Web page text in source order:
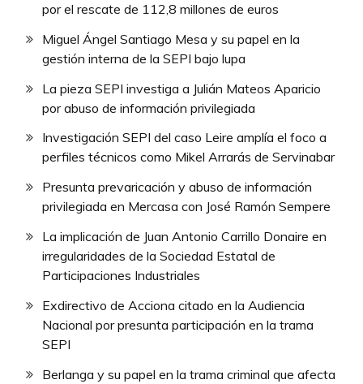
por el rescate de 112,8 millones de euros
Miguel Ángel Santiago Mesa y su papel en la
gestión interna de la SEPI bajo lupa
La pieza SEPI investiga a Julián Mateos Aparicio
por abuso de información privilegiada
Investigación SEPI del caso Leire amplía el foco a
perfiles técnicos como Mikel Arrarás de Servinabar
Presunta prevaricación y abuso de información
privilegiada en Mercasa con José Ramón Sempere
La implicación de Juan Antonio Carrillo Donaire en
irregularidades de la Sociedad Estatal de
Participaciones Industriales
Exdirectivo de Acciona citado en la Audiencia
Nacional por presunta participación en la trama
SEPI
Berlanga y su papel en la trama criminal que afecta